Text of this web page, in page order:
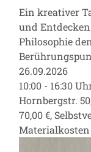
Ein kreativer
und
Philosophie
26.09.2026
10:00 - 16:30
Hornbergstr.
70,00 €,
Materialkosten